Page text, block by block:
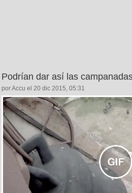
Podrían dar así las
por Accu el 20 dic 2015, 05:31